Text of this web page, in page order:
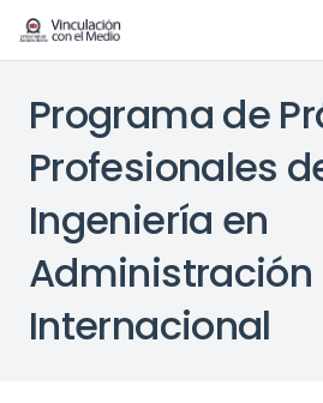
Programa de
Profesionales
Ingeniería en
Administración
Internacional